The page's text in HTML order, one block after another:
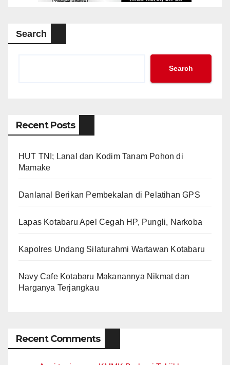
Search
Search
Recent Posts
HUT TNI; Lanal dan Kodim Tanam Pohon di
Mamake
Danlanal Berikan Pembekalan di Pelatihan GPS
Lapas Kotabaru Apel Cegah HP, Pungli, Narkoba
Kapolres Undang Silaturahmi Wartawan Kotabaru
Navy Cafe Kotabaru Makanannya Nikmat dan
Harganya Terjangkau
Recent Comments